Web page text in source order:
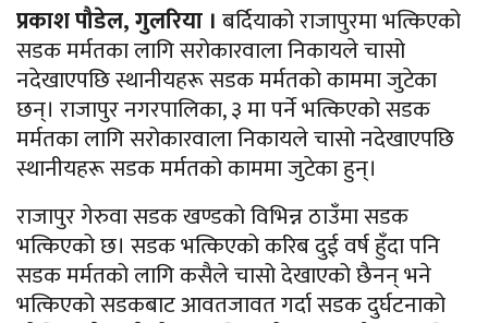
प्रकाश पौडेल, गुलरिया । बर्दियाको राजापुरमा भत्किएको
सडक मर्मतका लागि सरोकारवाला निकायले चासो
नदेखाएपछि स्थानीयहरू सडक मर्मतको काममा जुटेका
छन्। राजापुर नगरपालिका, ३ मा पर्ने भत्किएको सडक
मर्मतका लागि सरोकारवाला निकायले चासो नदेखाएपछि
स्थानीयहरू सडक मर्मतको काममा जुटेका हुन्।
राजापुर गेरुवा सडक खण्डको विभिन्न ठाउँमा सडक
भत्किएको छ। सडक भत्किएको करिब दुई वर्ष हुँदा पनि
सडक मर्मतको लागि कसैले चासो देखाएको छैनन् भने
भत्किएको सडकबाट आवतजावत गर्दा सडक दुर्घटनाको